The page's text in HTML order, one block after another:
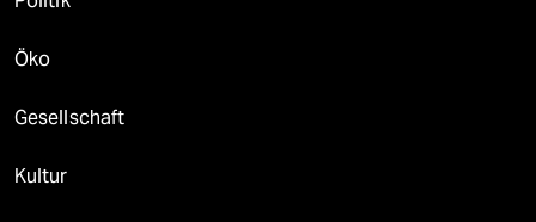
Öko
Gesellschaft
Kultur